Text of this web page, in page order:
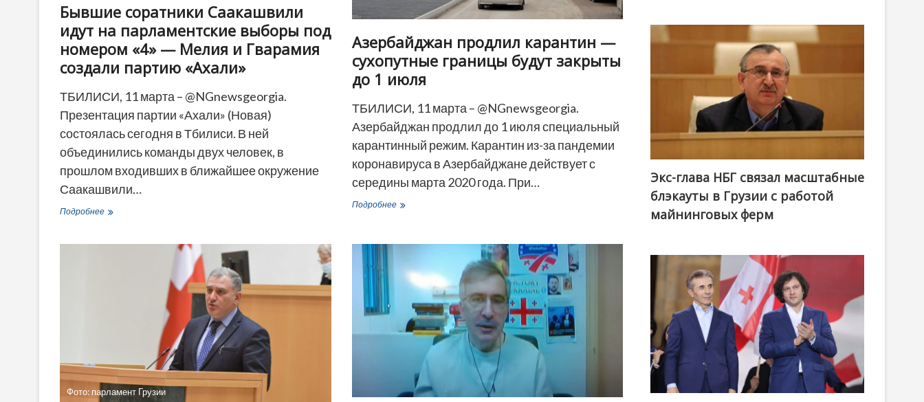
Бывшие соратники Саакашвили
идут на парламентские выборы под
номером «4» — Мелия и Гварамия
создали партию «Ахали»
ТБИЛИСИ, 11 марта – @NGnewsgeorgia.
Презентация партии «Ахали» (Новая)
состоялась сегодня в Тбилиси. В ней
объединились команды двух человек, в
прошлом входивших в ближайшее окружение
Саакашвили…
ПодробнееБывшие
Гварамия
создали
партию
Азербайджан продлил карантин —
сухопутные границы будут закрыты
до 1 июля
ТБИЛИСИ, 11 марта – @NGnewsgeorgia.
Азербайджан продлил до 1 июля специальный
карантинный режим. Карантин из-за пандемии
коронавируса в Азербайджане действует с
середины марта 2020 года. При…
ПодробнееАзербайджан
границы
будут
закрыты
июля
Фото: парламент Грузии
Экс-глава НБГ связал масштабные
блэкауты в Грузии с работой
майнинговых ферм